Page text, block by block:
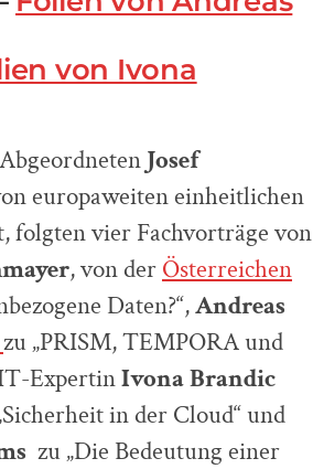
von Ivona
Josef
europaweiten einheitlichen
folgten vier Fachvorträge von
, von der Österreichen
Daten?“,Andreas
zu „PRISM, TEMPORA und
ExpertinIvona Brandic
in der Cloud“ und
zu „Die Bedeutung einer